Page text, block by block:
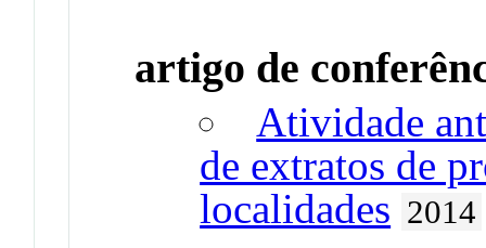
artigo de
Atividade
de extratos de
localidades 2014